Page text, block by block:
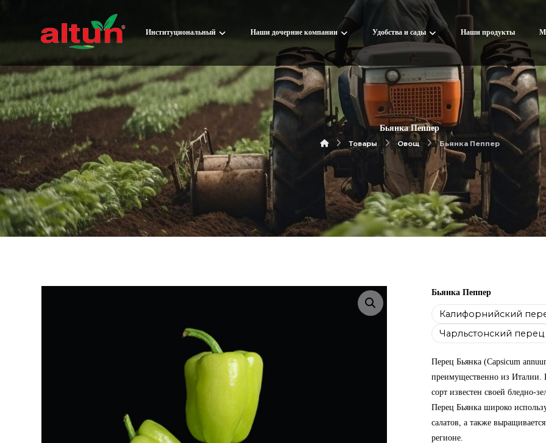
Институциональный Наши дочерние компании Удобства и сады Наши продукты
Бьянка Пеппер
Товары Овощ Бьянка Пеппер
Enlarge the image
Бьянка Пеппер
Калифорнийский
Чарльстонский перец
Перец Бьянка (Capsicum
преимущественно из Италии.
сорт известен своей бледно-
Перец Бьянка широко
салатов, а также
регионе.